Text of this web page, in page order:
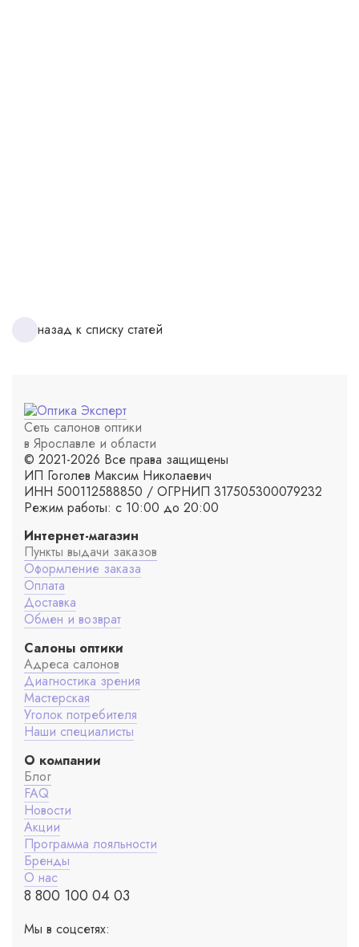
назад к списку статей
Сеть салонов оптики
в Ярославле и области
© 2021-2026 Все права защищены
ИП Гоголев Максим Николаевич
ИНН 500112588850 / ОГРНИП 317505300079232
Режим работы: с 10:00 до 20:00
Интернет-магазин
Пункты выдачи заказов
Оформление заказа
Оплата
Доставка
Обмен и возврат
Салоны оптики
Адреса салонов
Диагностика зрения
Мастерская
Уголок потребителя
Наши специалисты
О компании
Блог
FAQ
Новости
Акции
Программа лояльности
Бренды
О нас
8 800 100 04 03
Мы в соцсетях: